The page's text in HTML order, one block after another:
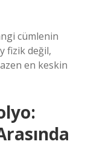
cümlenin
fizik değil,
en keskin